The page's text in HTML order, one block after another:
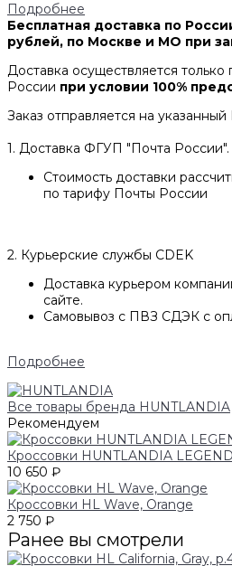
Подробнее
Бесплатная доставка по
рублей, по Москве и МО при
Доставка осуществляется только
России при условии 100%
Заказ отправляется на
1. Доставка ФГУП "Почта России".
Стоимость доставки
по тарифу Почты России
2. Курьерские службы CDEK
Доставка курьером
сайте.
Самовывоз с ПВЗ СДЭК с
Подробнее
Все товары бренда HUNTLANDIA
Рекомендуем
Кроссовки HUNTLANDIA
10 650 ₽
Кроссовки HL Wave, Orange
2 750 ₽
Ранее вы смотрели